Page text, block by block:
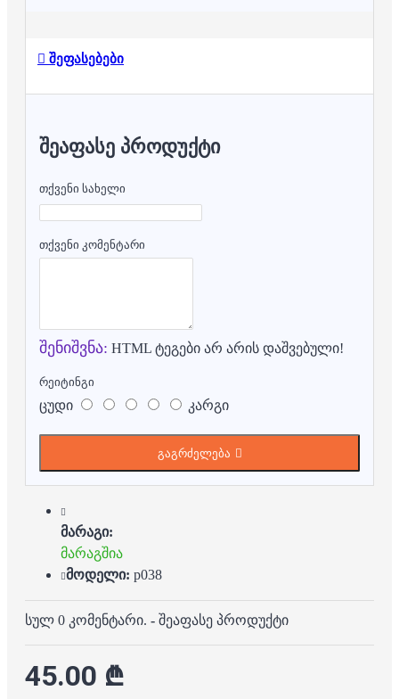
შეფასებები
ᲨᲔᲐᲤᲐᲡᲔ ᲞᲠᲝᲓᲣᲥᲢᲘ
თქვენი სახელი
თქვენი კომენტარი
შენიშვნა: HTML ტეგები არ არის დაშვებული!
რეიტინგი
ცუდი კარგი
გაგრძელება
მარაგი:
მარაგშია
მოდელი: p038
სულ 0 კომენტარი. - შეაფასე პროდუქტი
45.00 ₾